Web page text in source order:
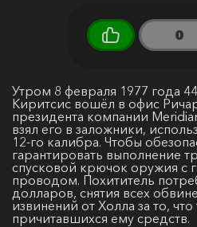
0
Утром 8 февраля 1977 года
Киритсис вошёл в офис
президента компании
взял его в заложники,
12-го калибра. Чтобы
гарантировать выполнение
спусковой крючок оружия с
проводом. Похититель
долларов, снятия всех
извинений от Холла за то,
причитавшихся ему средств.